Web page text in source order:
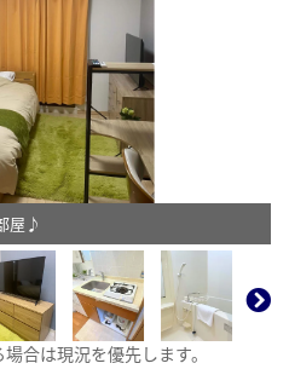
屋♪
合は現況を優先します。